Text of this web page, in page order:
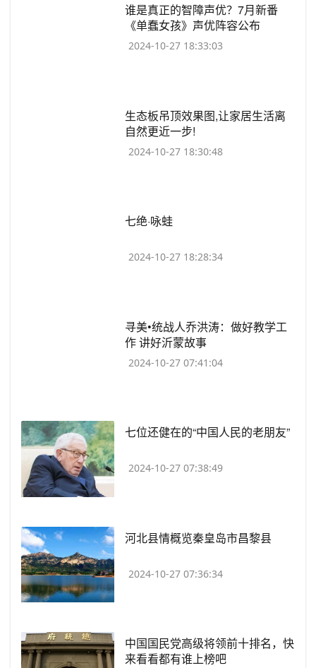
​谁是真正的智障声优？7月新番
《单蠢女孩》声优阵容公布
2024-10-27 18:33:03
​生态板吊顶效果图,让家居生活离
自然更近一步!
2024-10-27 18:30:48
​七绝·咏蛙
2024-10-27 18:28:34
​寻美•统战人乔洪涛：做好教学工
作 讲好沂蒙故事
2024-10-27 07:41:04
​七位还健在的“中国人民的老朋友”
2024-10-27 07:38:49
​河北县情概览秦皇岛市昌黎县
2024-10-27 07:36:34
​中国国民党高级将领前十排名，快
来看看都有谁上榜吧